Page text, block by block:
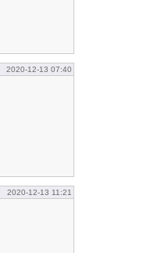
2020-12-13 07:40
2020-12-13 11:21